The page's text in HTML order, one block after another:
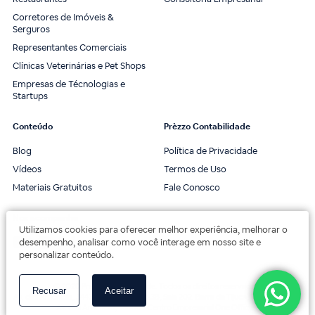
Utilizamos cookies para oferecer melhor experiência, melhorar o
desempenho, analisar como você interage em nosso site e
personalizar conteúdo.
Recusar Aceitar
Corretores de Imóveis &
Serguros
Representantes Comerciais
Clínicas Veterinárias e Pet Shops
Empresas de Técnologias e
Startups
Conteúdo
Blog
Vídeos
Materiais Gratuitos
Prèzzo Contabilidade
Política de Privacidade
Termos de Uso
Fale Conosco
© 2020 Prèzzo Contabilidade. Todos os direitos reservados.
Av. das Américas, 3443, 2º andar, Bloco 3B, Sala 202. Barra da Tijuca, Rio de Janeiro.
Av. das Américas, 18000 - Centro Empresarial One Offices.